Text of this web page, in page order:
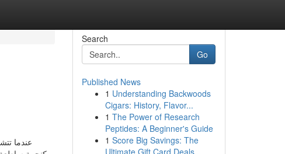
عندما
Search
Go
Published News
1 Understanding Backwoods
Cigars: History, Flavor...
1 The Power of Research
Peptides: A Beginner's Guide
1 Score Big Savings: The
Ultimate Gift Card Deals...